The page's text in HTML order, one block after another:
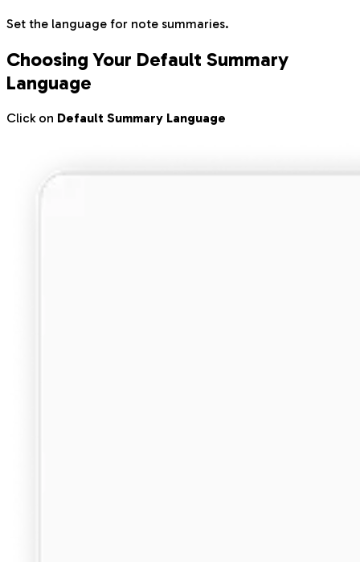
Set the language for note summaries.
Choosing Your Default Summary
Language
Click on Default Summary Language